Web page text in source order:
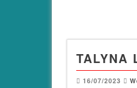
TALYNA
16/07/2023